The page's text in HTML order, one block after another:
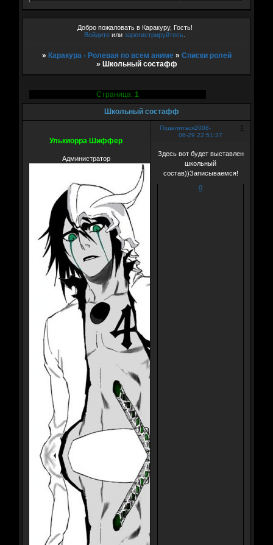
Добро пожаловать в Каракуру, Гость!
Войдите илизарегистрируйтесь
» Каракура - Ролевая по всем аниме » Списки ролей
» Школьный состафф
Школьный состафф
Страница:1
Поделиться 1
2008-
06-29 22:51:37
Улькиорра Шиффер
Администратор
Здесь вот будет выставлен
школьный
состав))Записываемся!
0